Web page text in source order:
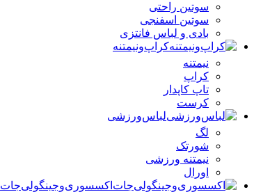
سوتین راحتی
سوتین اسفنجی
بادی و لباس فانتزی
کراپ‌ونیمتنه
نیمتنه
کراپ
تاپ کاپدار
کرست
لباس‌ورزشی
لگ
شورتک
نیمتنه ورزشی
اورال
اکسسوری‌و‌جینگولی‌جات